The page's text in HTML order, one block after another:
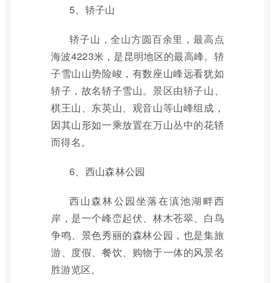
5、轿子山
轿子山，全山方圆百余里，最高点
海波4223米，是昆明地区的最高峰。轿
子雪山山势险峻，有数座山峰远看犹如
轿子，故名轿子雪山。景区由轿子山、
棋王山、东英山、观音山等山峰组成，
因其山形如一乘放置在万山丛中的花轿
而得名。
6、西山森林公园
西山森林公园坐落在滇池湖畔西
岸，是一个峰峦起伏、林木苍翠、白鸟
争鸣、景色秀丽的森林公园，也是集旅
游、度假、餐饮、购物于一体的风景名
胜游览区。